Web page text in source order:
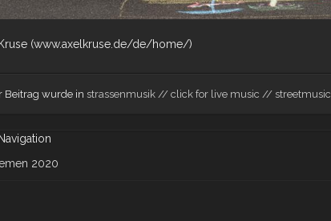
(www.axelkruse.de/de/home/)
Beitrag wurde in strassenmusik // click for live music // streetmusic
2020